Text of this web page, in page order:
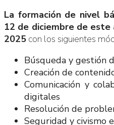
La formación de nivel
12 de diciembre de
2025 con los siguientes
Búsqueda y gestión
Creación de
Comunicación y
digitales
Resolución de
Seguridad y civismo